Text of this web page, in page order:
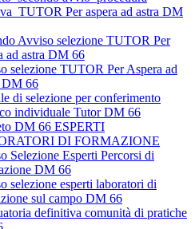
Per aspera ad astra DM
Avviso selezione TUTOR Per
ad astra DM 66
selezione TUTOR Per Aspera ad
DM 66
di selezione per conferimento
individuale Tutor DM 66
DM 66 ESPERTI
DI FORMAZIONE
Selezione Esperti Percorsi di
DM 66
selezione esperti laboratori di
sul campo DM 66
definitiva comunità di pratiche